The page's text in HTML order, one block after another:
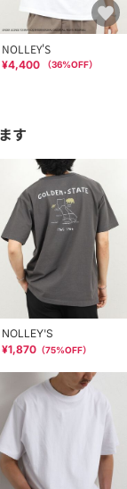
NOLLEY'S
¥4,400 （36%OFF）